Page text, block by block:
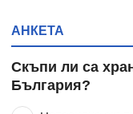
АНКЕТА
Скъпи ли са
България?